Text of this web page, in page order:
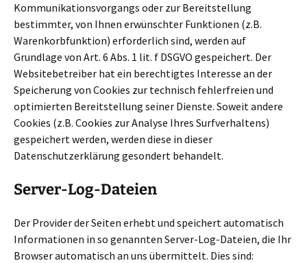
Kommunikationsvorgangs oder zur Bereitstellung
bestimmter, von Ihnen erwünschter Funktionen (z.B.
Warenkorbfunktion) erforderlich sind, werden auf
Grundlage von Art. 6 Abs. 1 lit. f DSGVO gespeichert. Der
Websitebetreiber hat ein berechtigtes Interesse an der
Speicherung von Cookies zur technisch fehlerfreien und
optimierten Bereitstellung seiner Dienste. Soweit andere
Cookies (z.B. Cookies zur Analyse Ihres Surfverhaltens)
gespeichert werden, werden diese in dieser
Datenschutzerklärung gesondert behandelt.
Server-Log-Dateien
Der Provider der Seiten erhebt und speichert automatisch
Informationen in so genannten Server-Log-Dateien, die Ihr
Browser automatisch an uns übermittelt. Dies sind: